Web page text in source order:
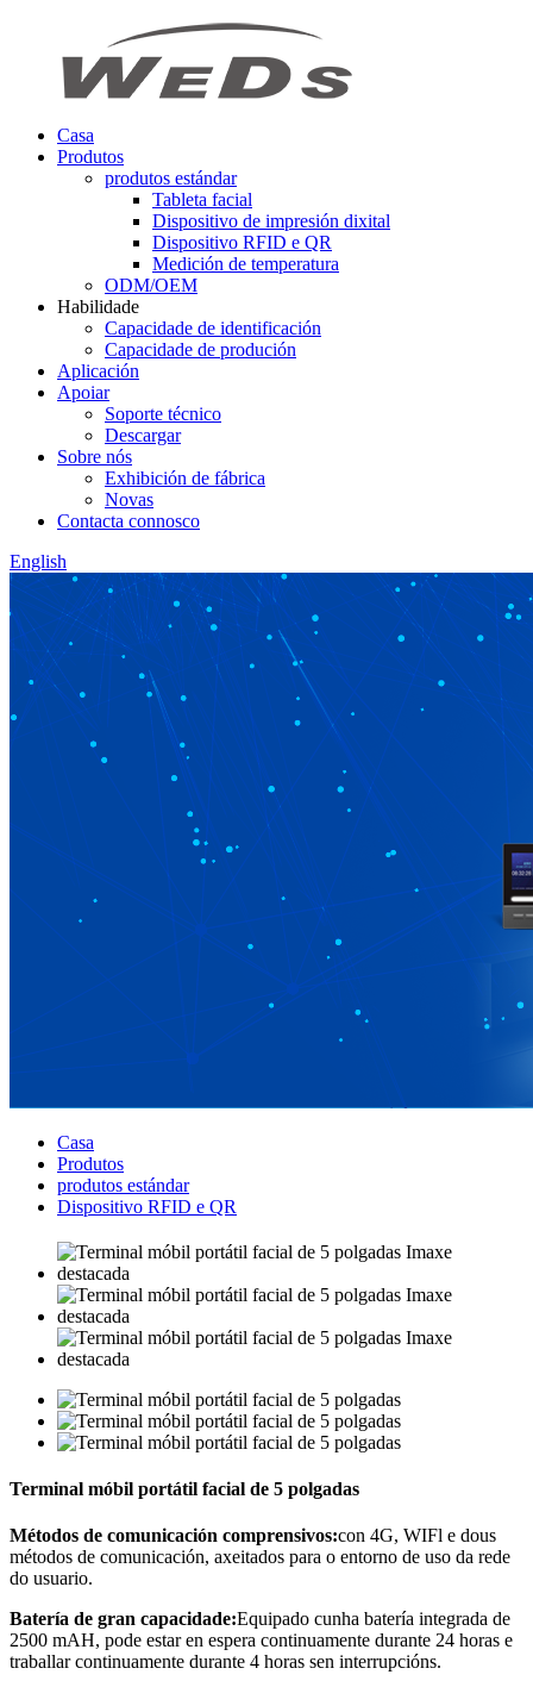
Casa
Produtos
produtos estándar
Tableta facial
Dispositivo de impresión dixital
Dispositivo RFID e QR
Medición de temperatura
ODM/OEM
Habilidade
Capacidade de identificación
Capacidade de produción
Aplicación
Apoiar
Soporte técnico
Descargar
Sobre nós
Exhibición de fábrica
Novas
Contacta connosco
English
Casa
Produtos
produtos estándar
Dispositivo RFID e QR
Terminal móbil portátil facial de 5 polgadas
Métodos de comunicación comprensivos:con 4G, WIFl e dous
métodos de comunicación, axeitados para o entorno de uso da rede
do usuario.
Batería de gran capacidade:Equipado cunha batería integrada de
2500 mAH, pode estar en espera continuamente durante 24 horas e
traballar continuamente durante 4 horas sen interrupcións.